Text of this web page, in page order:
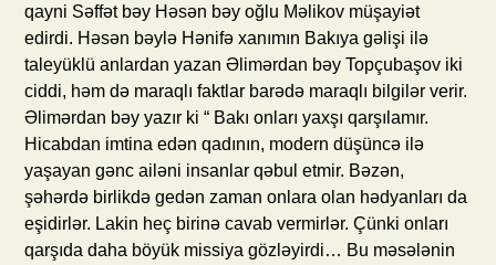
qayni Səffət bəy Həsən bəy oğlu Məlikov müşayiət
edirdi. Həsən bəylə Hənifə xanımın Bakıya gəlişi ilə
taleyüklü anlardan yazan Əlimərdan bəy Topçubaşov iki
ciddi, həm də maraqlı faktlar barədə maraqlı bilgilər verir.
Əlimərdan bəy yazır ki “ Bakı onları yaxşı qarşılamır.
Hicabdan imtina edən qadının, modern düşüncə ilə
yaşayan gənc ailəni insanlar qəbul etmir. Bəzən,
şəhərdə birlikdə gedən zaman onlara olan hədyanları da
eşidirlər. Lakin heç birinə cavab vermirlər. Çünki onları
qarşıda daha böyük missiya gözləyirdi… Bu məsələnin